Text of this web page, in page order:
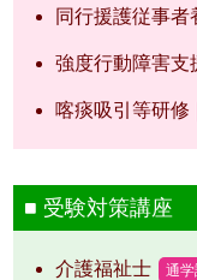
同行援護従事者
強度行動障害支
喀痰吸引等研修
受験対策講座
介護福祉士 通